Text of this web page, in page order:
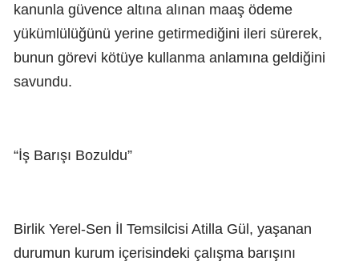
kanunla güvence altına alınan maaş ödeme
yükümlülüğünü yerine getirmediğini ileri sürerek,
bunun görevi kötüye kullanma anlamına geldiğini
savundu.
“İş Barışı Bozuldu”
Birlik Yerel-Sen İl Temsilcisi Atilla Gül, yaşanan
durumun kurum içerisindeki çalışma barışını